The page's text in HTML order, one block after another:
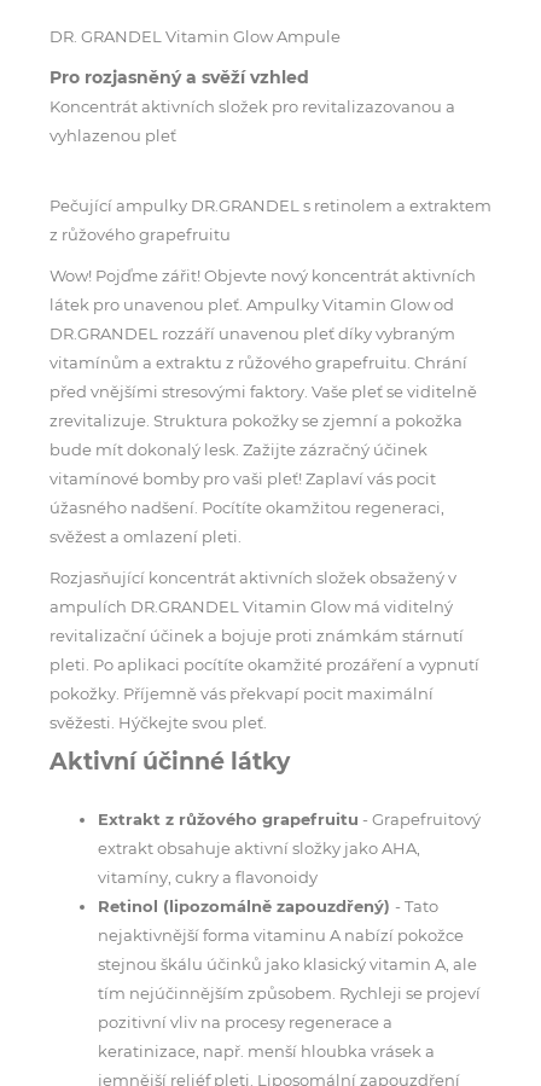
DR. GRANDEL Vitamin Glow Ampule
Pro rozjasněný a svěží vzhled
Koncentrát aktivních složek pro revitalizazovanou a
vyhlazenou pleť
Pečující ampulky DR.GRANDEL s retinolem a extraktem
z růžového grapefruitu
Wow! Pojďme zářit! Objevte nový koncentrát aktivních
látek pro unavenou pleť. Ampulky Vitamin Glow od
DR.GRANDEL rozzáří unavenou pleť díky vybraným
vitamínům a extraktu z růžového grapefruitu. Chrání
před vnějšími stresovými faktory. Vaše pleť se viditelně
zrevitalizuje. Struktura pokožky se zjemní a pokožka
bude mít dokonalý lesk. Zažijte zázračný účinek
vitamínové bomby pro vaši pleť! Zaplaví vás pocit
úžasného nadšení. Pocítíte okamžitou regeneraci,
svěžest a omlazení pleti.
Rozjasňující koncentrát aktivních složek obsažený v
ampulích DR.GRANDEL Vitamin Glow má viditelný
revitalizační účinek a bojuje proti známkám stárnutí
pleti. Po aplikaci pocítíte okamžité prozáření a vypnutí
pokožky. Příjemně vás překvapí pocit maximální
svěžesti. Hýčkejte svou pleť.
Aktivní účinné látky
Extrakt z růžového grapefruitu - Grapefruitový
extrakt obsahuje aktivní složky jako AHA,
vitamíny, cukry a flavonoidy
Retinol (lipozomálně zapouzdřený) - Tato
nejaktivnější forma vitaminu A nabízí pokožce
stejnou škálu účinků jako klasický vitamin A, ale
tím nejúčinnějším způsobem. Rychleji se projeví
pozitivní vliv na procesy regenerace a
keratinizace, např. menší hloubka vrásek a
jemnější reliéf pleti. Liposomální zapouzdření